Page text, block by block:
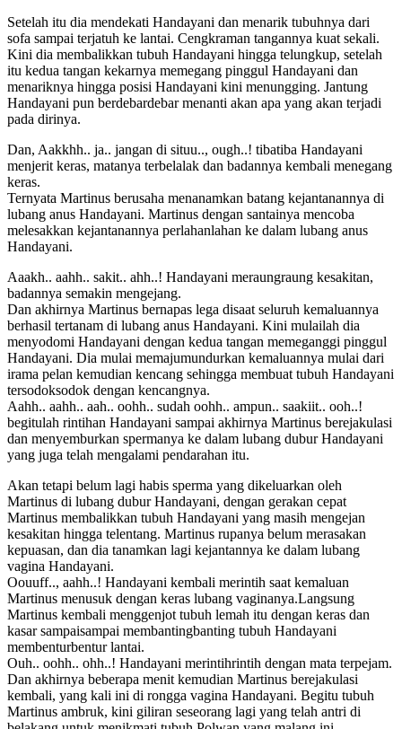
Setelah itu dia mendekati Handayani dan menarik tubuhnya dari
sofa sampai terjatuh ke lantai. Cengkraman tangannya kuat sekali.
Kini dia membalikkan tubuh Handayani hingga telungkup, setelah
itu kedua tangan kekarnya memegang pinggul Handayani dan
menariknya hingga posisi Handayani kini menungging. Jantung
Handayani pun berdebardebar menanti akan apa yang akan terjadi
pada dirinya.
Dan, Aakkhh.. ja.. jangan di situu.., ough..! tibatiba Handayani
menjerit keras, matanya terbelalak dan badannya kembali menegang
keras.
Ternyata Martinus berusaha menanamkan batang kejantanannya di
lubang anus Handayani. Martinus dengan santainya mencoba
melesakkan kejantanannya perlahanlahan ke dalam lubang anus
Handayani.
Aaakh.. aahh.. sakit.. ahh..! Handayani meraungraung kesakitan,
badannya semakin mengejang.
Dan akhirnya Martinus bernapas lega disaat seluruh kemaluannya
berhasil tertanam di lubang anus Handayani. Kini mulailah dia
menyodomi Handayani dengan kedua tangan memeganggi pinggul
Handayani. Dia mulai memajumundurkan kemaluannya mulai dari
irama pelan kemudian kencang sehingga membuat tubuh Handayani
tersodoksodok dengan kencangnya.
Aahh.. aahh.. aah.. oohh.. sudah oohh.. ampun.. saakiit.. ooh..!
begitulah rintihan Handayani sampai akhirnya Martinus berejakulasi
dan menyemburkan spermanya ke dalam lubang dubur Handayani
yang juga telah mengalami pendarahan itu.
Akan tetapi belum lagi habis sperma yang dikeluarkan oleh
Martinus di lubang dubur Handayani, dengan gerakan cepat
Martinus membalikkan tubuh Handayani yang masih mengejan
kesakitan hingga telentang. Martinus rupanya belum merasakan
kepuasan, dan dia tanamkan lagi kejantannya ke dalam lubang
vagina Handayani.
Oouuff.., aahh..! Handayani kembali merintih saat kemaluan
Martinus menusuk dengan keras lubang vaginanya.Langsung
Martinus kembali menggenjot tubuh lemah itu dengan keras dan
kasar sampaisampai membantingbanting tubuh Handayani
membenturbentur lantai.
Ouh.. oohh.. ohh..! Handayani merintihrintih dengan mata terpejam.
Dan akhirnya beberapa menit kemudian Martinus berejakulasi
kembali, yang kali ini di rongga vagina Handayani. Begitu tubuh
Martinus ambruk, kini giliran seseorang lagi yang telah antri di